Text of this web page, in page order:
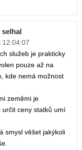
selhal
12:04:07
služeb je prakticky
pouze až na
kde nemá možnost
zeměmi je
ceny statků umí
smysl věšet jakýkoli